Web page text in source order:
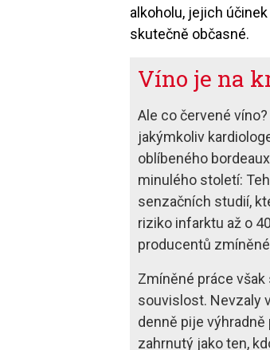
alkoholu, jejich
skutečně občasné.
Víno je na
Ale co červené
jakýmkoliv
oblíbeného
minulého století:
senzačních studií,
riziko infarktu až o
producentů
Zmíněné práce
souvislost. Nevzaly
denně pije
zahrnutý jako ten,